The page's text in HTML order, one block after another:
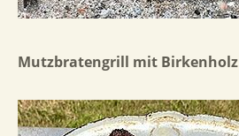
Mutzbratengrill mit Birkenholz